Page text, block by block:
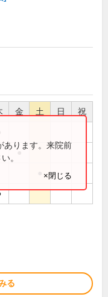
金 土 日 祝
●
あります。来院前
。
×閉じる
る